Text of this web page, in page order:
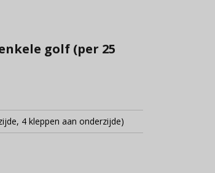
golf (per 25
4 kleppen aan onderzijde)